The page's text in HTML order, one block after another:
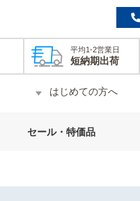
平均1-2営業日
短納期出荷
はじめての方へ
セール・特価品